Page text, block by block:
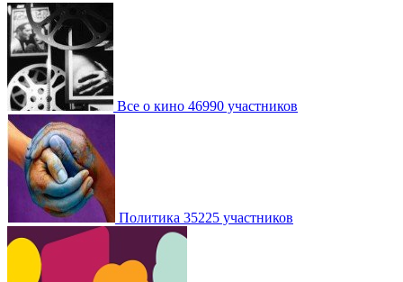
Все о кино 46990 участников
Политика 35225 участников